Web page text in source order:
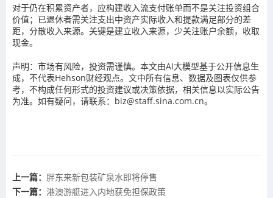
对于仍在积累资产者，应构建收入流支付账单而不是关注投资组合
价值；已退休者需关注支出中资产实际收入和提款满足部分的差
距，分散收入来源。关键是建立收入来源，少关注账户余额，收取
现金。
声明：市场有风险，投资需谨慎。本文由AI大模型基于公开信息生
成，不代表Hehson财经观点。文中所有信息、数据及图表仅供参
考，不构成任何形式的投资建议或决策依据，相关信息以实际公告
为准。如有疑问，请联系：biz@staff.sina.com.cn。
上一篇： 胖东来新包装矿泉水即将停售
下一篇： 港澳游艇进入内地获免担保政策